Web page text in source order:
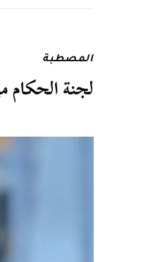
المصطبة
لجنة الحكام